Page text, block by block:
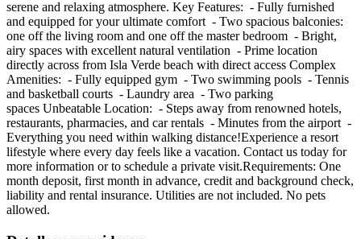
serene and relaxing atmosphere. Key Features: - Fully furnished
and equipped for your ultimate comfort - Two spacious balconies:
one off the living room and one off the master bedroom - Bright,
airy spaces with excellent natural ventilation - Prime location
directly across from Isla Verde beach with direct access Complex
Amenities: - Fully equipped gym - Two swimming pools - Tennis
and basketball courts - Laundry area - Two parking
spaces Unbeatable Location: - Steps away from renowned hotels,
restaurants, pharmacies, and car rentals - Minutes from the airport -
Everything you need within walking distance!Experience a resort
lifestyle where every day feels like a vacation. Contact us today for
more information or to schedule a private visit.Requirements: One
month deposit, first month in advance, credit and background check,
liability and rental insurance. Utilities are not included. No pets
allowed.